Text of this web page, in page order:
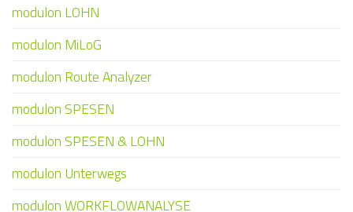
modulon LOHN
modulon MiLoG
modulon Route Analyzer
modulon SPESEN
modulon SPESEN & LOHN
modulon Unterwegs
modulon WORKFLOWANALYSE